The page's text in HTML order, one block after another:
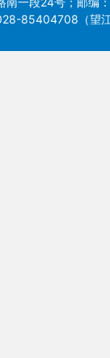
85404708（望